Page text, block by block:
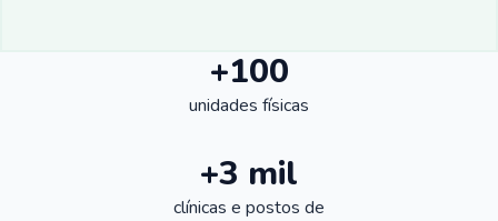
+100
unidades físicas
+3 mil
clínicas e postos de